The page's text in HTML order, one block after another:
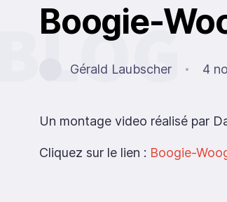
Boogie-
Gérald Laubscher 4
Un montage video réalisé par
Cliquez sur le lien : Boogie-